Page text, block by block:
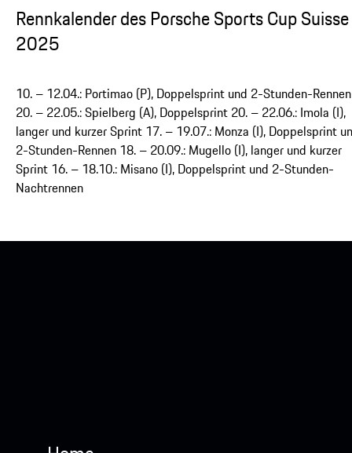
Rennkalender des Porsche Sports Cup Suisse
2025
10. – 12.04.: Portimao (P), Doppelsprint und 2-Stunden-Rennen
20. – 22.05.: Spielberg (A), Doppelsprint 20. – 22.06.: Imola (I),
langer und kurzer Sprint 17. – 19.07.: Monza (I), Doppelsprint
2-Stunden-Rennen 18. – 20.09.: Mugello (I), langer und kurzer
Sprint 16. – 18.10.: Misano (I), Doppelsprint und 2-Stunden-
Nachtrennen